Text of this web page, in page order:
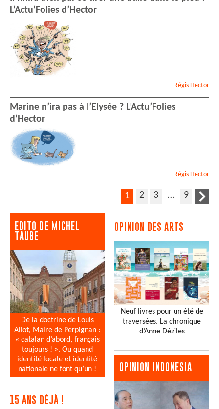
L’Actu’Folies d’Hector
Régis Hector
Marine n’ira pas à l’Elysée ? L’Actu’Folies
d’Hector
Régis Hector
1 2 3 … 9
EDITO DE MICHEL
TAUBE
De la doctrine de Louis
Aliot, Maire de Perpignan :
« catalan d’abord, français
toujours ! ». Ou quand
identité locale et identité
nationale ne font qu’un !
15 ANS DÉJÀ !
OPINION DES ARTS
Neuf livres pour un été de
traversées. La chronique
d’Anne Dézîles
OPINION INDONESIA